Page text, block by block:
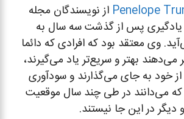
Penelope از نویسندگان مجله
یادگیری پس از گذشت سه سال به
وی معتقد بود که افرادی که دائما
می‌دهند بهتر و سریع‌تر یاد می‌گیرند،
از خود به جای می‌گذارند و سودآوری
که می‌دانند در طی چند سال موقعیت
دیگر در این جا نیستند.